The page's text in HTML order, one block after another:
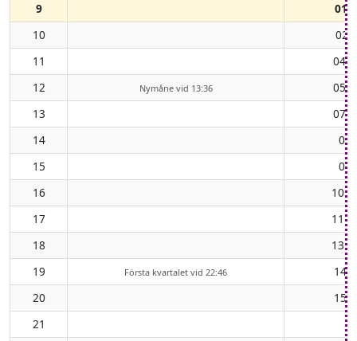
9
10
11
12
Nymåne vid 13:36
13
14
15
16
17
18
19
Första kvartalet vid 22:46
20
21